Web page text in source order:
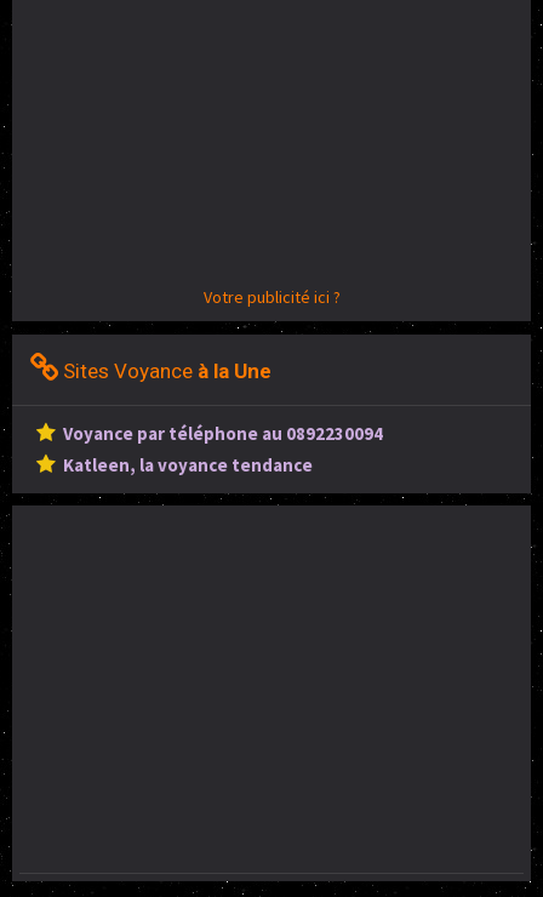
Votre publicité ici ?
Sites Voyance à la Une
Voyance par téléphone au 0892230094
Katleen, la voyance tendance